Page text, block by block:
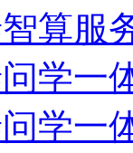
算服
学一
学一